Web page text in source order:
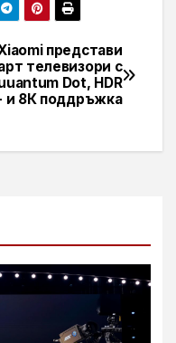
представи
телевизори с
Dot, HDR
и 8К поддръжка